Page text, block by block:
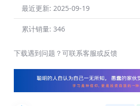
最近更新: 2025-09-19
累计销量: 346
下载遇到问题？可联系客服或反馈